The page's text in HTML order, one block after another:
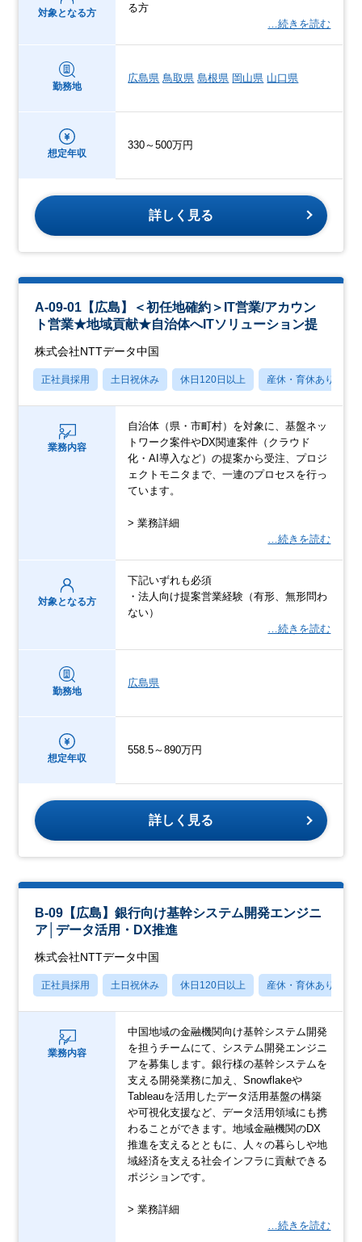
対象となる方
る方
…続きを読む
勤務地
広島県 鳥取県 島根県 岡山県 山口県
想定年収
330～500万円
詳しく見る
A-09-01【広島】＜初任地確約＞IT営業/アカウン
ト営業★地域貢献★自治体へITソリューション提
株式会社NTTデータ中国
正社員採用 土日祝休み 休日120日以上 産休・育休あり
業務内容
自治体（県・市町村）を対象に、基盤ネッ
トワーク案件やDX関連案件（クラウド
化・AI導入など）の提案から受注、プロジ
ェクトモニタまで、一連のプロセスを行っ
ています。
> 業務詳細
…続きを読む
対象となる方
下記いずれも必須
・法人向け提案営業経験（有形、無形問わ
ない）
…続きを読む
勤務地
広島県
想定年収
558.5～890万円
詳しく見る
B-09【広島】銀行向け基幹システム開発エンジニ
ア│データ活用・DX推進
株式会社NTTデータ中国
正社員採用 土日祝休み 休日120日以上 産休・育休あり
業務内容
中国地域の金融機関向け基幹システム開発
を担うチームにて、システム開発エンジニ
アを募集します。銀行様の基幹システムを
支える開発業務に加え、Snowflakeや
Tableauを活用したデータ活用基盤の構築
や可視化支援など、データ活用領域にも携
わることができます。地域金融機関のDX
推進を支えるとともに、人々の暮らしや地
域経済を支える社会インフラに貢献できる
ポジションです。
> 業務詳細
…続きを読む